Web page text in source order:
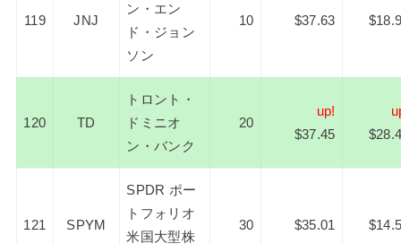
119 JNJ
ン・エン
ド・ジョン
ソン
10 $37.63
120 TD
トロント・
ドミニオ
ン・バンク
20
up!
$37.45
121 SPYM
SPDR ポー
トフォリオ
米国大型株
30 $35.01